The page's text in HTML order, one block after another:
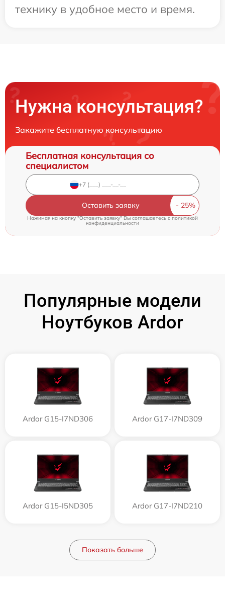
технику в удобное место и время.
Нужна консультация?
Закажите бесплатную консультацию
Бесплатная консультация со
специалистом
Оставить заявку
Нажимая на кнопку "Оставить заявку" Вы соглашаетесь cполитикой
конфиденциальности
Популярные модели
Ноутбуков Ardor
Ardor G15-I7ND306 Ardor G17-I7ND309
Ardor G15-I5ND305 Ardor G17-I7ND210
Показать больше